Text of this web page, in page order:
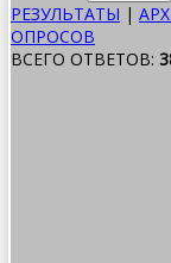
РЕЗУЛЬТАТЫ |
ОПРОСОВ
ВСЕГО ОТВЕТОВ: